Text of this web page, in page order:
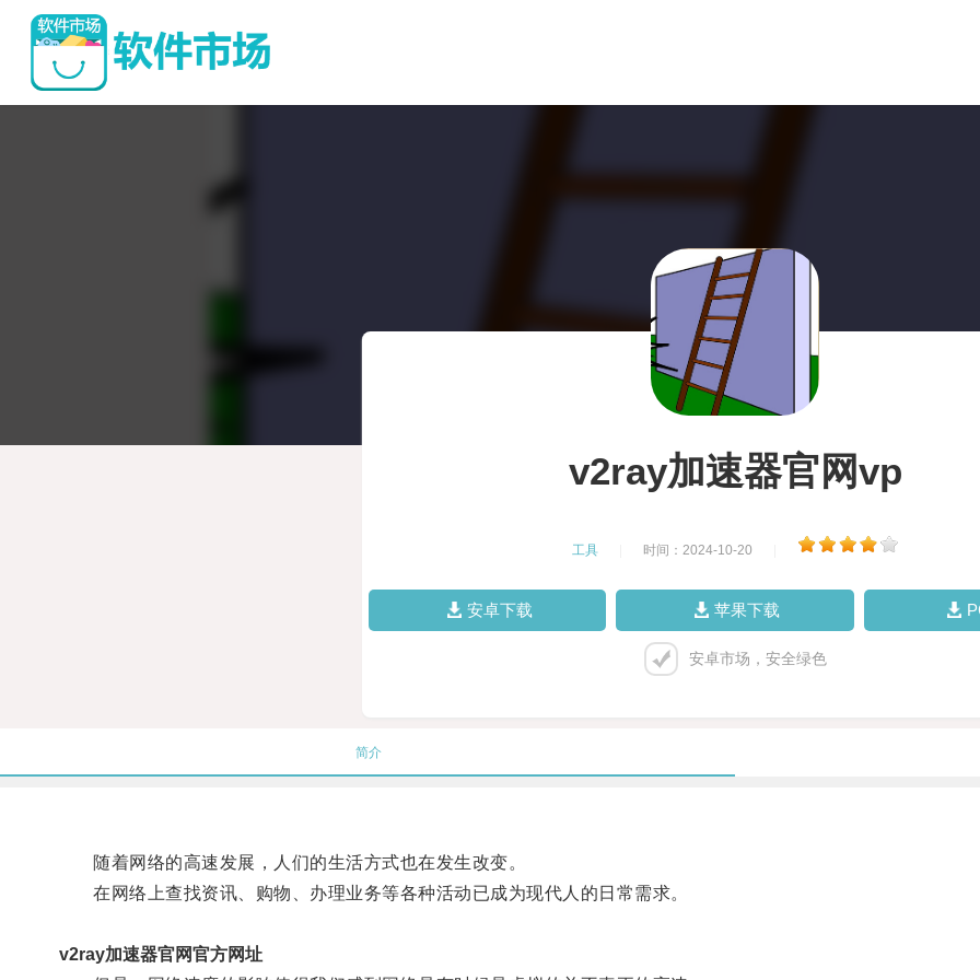
v2ray加速器官网vp
工具 时间：2024-10-20
安卓下载 苹果下载
安卓市场，安全绿色
简介
随着网络的高速发展，人们的生活方式也在发生改变。
在网络上查找资讯、购物、办理业务等各种活动已成为现代人的日常需求。
v2ray加速器官网官方网址